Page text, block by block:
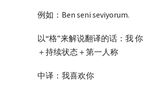
例如：Ben seni seviyorum.
以“格”来解说翻译的话：我
＋持续状态＋第一人称
中译：我喜欢你